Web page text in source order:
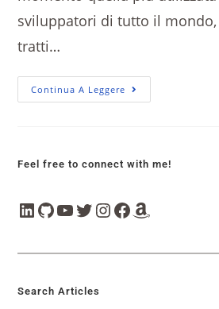
sviluppatori di tutto il
tratti…
Continua A Leggere
Feel free to connect with me!
Search Articles